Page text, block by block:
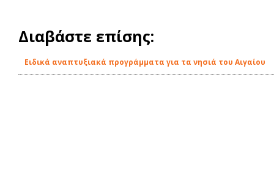
Διαβάστε επίσης:
Ειδικά αναπτυξιακά προγράμματα για τα νησιά του Αιγαίου